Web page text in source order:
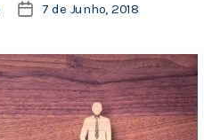
7 de Junho, 2018